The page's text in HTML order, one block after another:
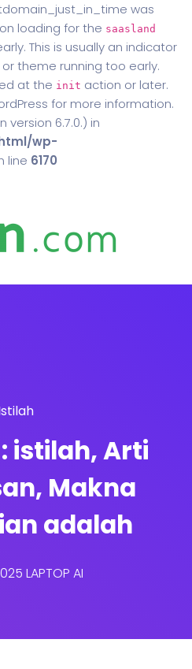
was
loading for the saasland
This is usually an indicator
theme running too early.
at the init action or later.
for more information.
version 6.7.0.) in
wp-
line 6170
istilah, Arti
Makna
adalah
LAPTOP AI